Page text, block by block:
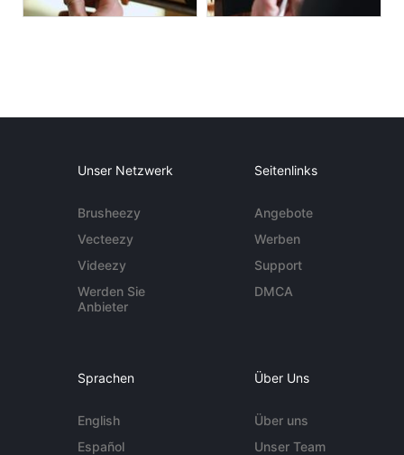
Unser Netzwerk
Brusheezy
Vecteezy
Videezy
Werden Sie
Anbieter
Seitenlinks
Angebote
Werben
Support
DMCA
Sprachen
English
Español
Über Uns
Über uns
Unser Team